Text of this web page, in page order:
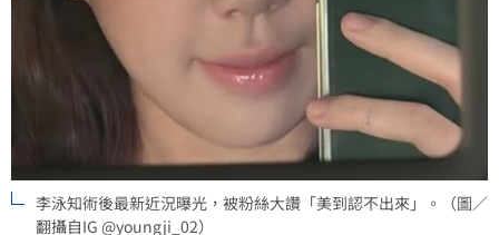
李泳知術後最新近況曝光，被粉絲大讚「美到認不出來」。（圖／
翻攝自IG @youngji_02）